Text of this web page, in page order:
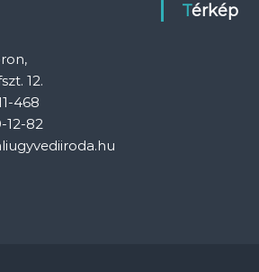
12.
468
12-82
Térkép